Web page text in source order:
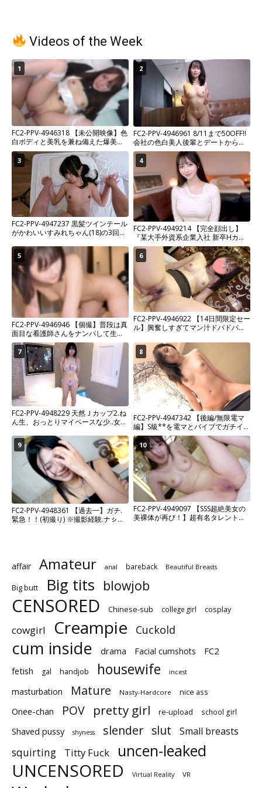
Videos of the Week
1
FC2-PPV-4946318 【未公開映像】色
白ボディと美乳を兼ね備えた爆美
女！今日は小悪魔ではなくメイドに
変身！？どんなお願いも聞いてくれ
て献身的に尽くす姿に ココロもチン
ポも大満足♡
2
FC2-PPV-4946961 8/11まで50OFF!!
会社の色白美人後輩とデートからの
濃密ハメ撮り♡パイパン美マンをデ
カチンで突き上げて窓際でもお構い
なしの大胆開脚ピストン！
3
FC2-PPV-4947237 黒髪ツインテール
がかわいいすみれちゃん(18)の3回目
した。
4
FC2-PPV-4949214 【完全顔出し】
『某大手外資系企業入社 新卒Hカッ
プ爆美女OL』危険日ピル無し生中出
し含む鬼畜NTR2連続射精。超希少プ
ライベートガチハメ撮り。※残りわ
ずか
5
FC2-PPV-4946946 【個撮】普段は真
面目な看護師さんをナンパして生ハ
メ！！
6
FC2-PPV-4946922 【14日間限定セー
ル】興奮しすぎてマン汁ドバドバの
に中出し許しちゃってます！ 【無修
正・中出し】
7
FC2-PPV-4948229 天然Ｊカップ2.ね
ん生、おっとりマイペースな少..女
8
FC2-PPV-4947342 【後編/無限電マ
編】S級**を電マとバイブでガチイカ
セ！腰をくねらせ快楽の波に耐える
姿に素直に射精です【顔/中/無】
9
FC2-PPV-4948361 【過去一】ガチ.
緊急！！(初撮り) ※撮影経験.ナㇱ！
10
FC2-PPV-4949097 【SSS超絶美女の
美裸体が再び！】超有名タレントフ
affair Amateur anal bareback Beautiful Breasts
Big butt Big tits blowjob
CENSORED Chinese-sub college girl cosplay
cowgirl Creampie Cuckold
cum inside drama Facial cumshots
FC2
fetish
gal handjob housewife incest
masturbation Mature Nasty-Hardcore nice ass
Onee-chan POV pretty girl re-upload school girl
Shaved pussy shyness slender slut Small breasts
squirting Titty Fuck uncen-leaked
UNCENSORED Virtual Reality VR